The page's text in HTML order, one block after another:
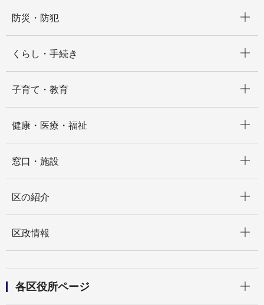
防災・防犯
くらし・手続き
子育て・教育
健康・医療・福祉
窓口・施設
区の紹介
区政情報
各区役所ページ